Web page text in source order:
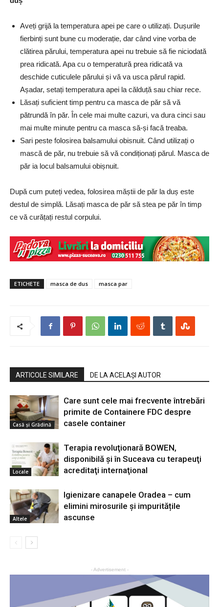
Aveți grijă la temperatura apei pe care o utilizați. Dușurile
fierbinți sunt bune cu moderație, dar când vine vorba de
clătirea părului, temperatura apei nu trebuie să fie niciodată
prea ridicată. Apa cu o temperatură prea ridicată va
deschide cuticulele părului și vă va usca părul rapid.
Așadar, setați temperatura apei la călduță sau chiar rece.
Lăsați suficient timp pentru ca masca de păr să vă
pătrundă în păr. În cele mai multe cazuri, va dura cinci sau
mai multe minute pentru ca masca să-și facă treaba.
Sari peste folosirea balsamului obisnuit. Când utilizați o
mască de păr, nu trebuie să vă condiționați părul. Masca de
păr ia locul balsamului obișnuit.
După cum puteți vedea, folosirea măștii de păr la duș este
destul de simplă. Lăsați masca de păr să stea pe păr în timp
ce vă curățați restul corpului.
ETICHETE masca de dus masca par
ARTICOLE SIMILARE DE LA ACELAȘI AUTOR
Casă şi Grădină
Care sunt cele mai frecvente întrebări
primite de Containere FDC despre
casele container
Locale
Terapia revoluţionară BOWEN,
disponibilă şi în Suceava cu terapeuţi
acreditaţi internaţional
Altele
Igienizare canapele Oradea – cum
elimini mirosurile și impuritățile
ascunse
- Advertisement -